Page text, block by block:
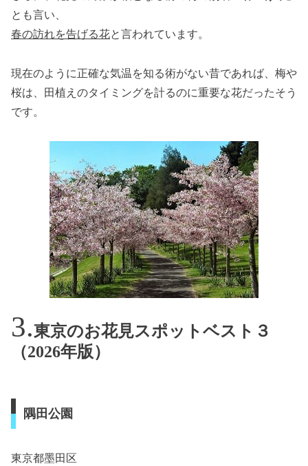
とも言い、
春の訪れを告げる花と言われています。
現在のように正確な気温を知る術がない昔であれば、梅や
桜は、田植えのタイミングを計るのに重要な花だったそう
です。
東京のお花見スポットベスト３
（2026年版）
隅田公園
東京都墨田区